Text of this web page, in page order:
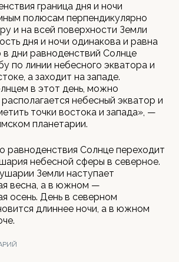
граница дня и ночи
полюсам перпендикулярно
и на всей поверхности Земли
дня и ночи одинакова и равна
в дни равноденствий Солнце
по линии небесного экватора и
а заходит на западе.
в этот день, можно
небесный экватор и
точки востока и запада», —
планетарии.
равноденствия Солнце переходит
небесной сферы в северное.
Земли наступает
весна, а в южном —
осень. День в северном
длиннее ночи, а в южном